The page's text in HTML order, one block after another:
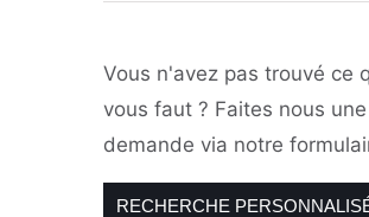
Vous n'avez pas trouvé ce
vous faut ? Faites nous une
demande via notre
RECHERCHE